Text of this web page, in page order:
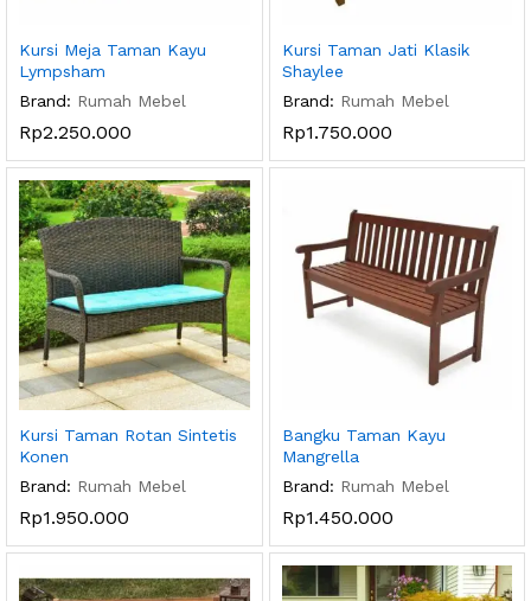
Kursi Meja Taman Kayu
Lympsham
Brand: Rumah Mebel
Rp2.250.000
Kursi Taman Jati Klasik
Shaylee
Brand: Rumah Mebel
Rp1.750.000
Kursi Taman Rotan Sintetis
Konen
Brand: Rumah Mebel
Rp1.950.000
Bangku Taman Kayu
Mangrella
Brand: Rumah Mebel
Rp1.450.000